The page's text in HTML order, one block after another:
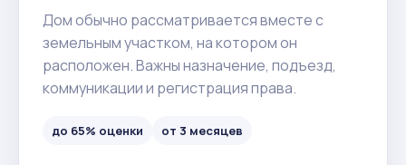
Дом обычно рассматривается вместе с
земельным участком, на котором он
расположен. Важны назначение, подъезд,
коммуникации и регистрация права.
до 65% оценки от 3 месяцев